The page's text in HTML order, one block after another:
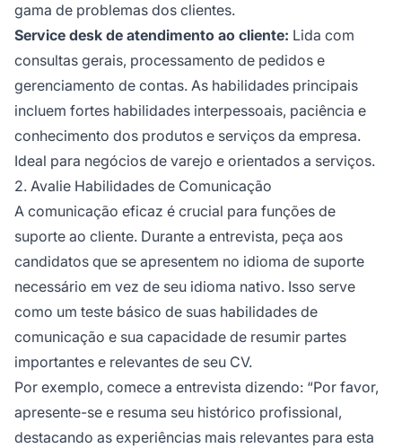
gama de problemas dos clientes.
Service desk de atendimento ao cliente: Lida com
consultas gerais, processamento de pedidos e
gerenciamento de contas. As habilidades principais
incluem fortes habilidades interpessoais, paciência e
conhecimento dos produtos e serviços da empresa.
Ideal para negócios de varejo e orientados a serviços.
2. Avalie Habilidades de Comunicação
A comunicação eficaz é crucial para funções de
suporte ao cliente. Durante a entrevista, peça aos
candidatos que se apresentem no idioma de suporte
necessário em vez de seu idioma nativo. Isso serve
como um teste básico de suas habilidades de
comunicação e sua capacidade de resumir partes
importantes e relevantes de seu CV.
Por exemplo, comece a entrevista dizendo: “Por favor,
apresente-se e resuma seu histórico profissional,
destacando as experiências mais relevantes para esta